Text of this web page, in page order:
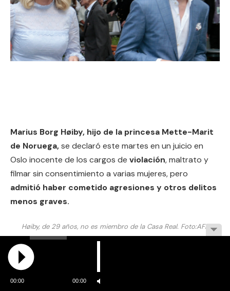
Marius Borg Høiby, hijo de la princesa Mette-Marit
de Noruega,se declaró este martes en un juicio en
Oslo inocente de los cargos de violación, maltrato y
filmar sin consentimiento a varias mujeres, pero
admitió haber cometido agresiones y otros delitos
menos graves.
Høiby, de 29 años, no es miembro de la Casa Real. Foto:AFP
Høiby, de 29 años y que no es miembro de la Casa Real,
reconoció un caso de agresión a una mujer y,
parcialmente, otro de comportamiento
00:00 00:00